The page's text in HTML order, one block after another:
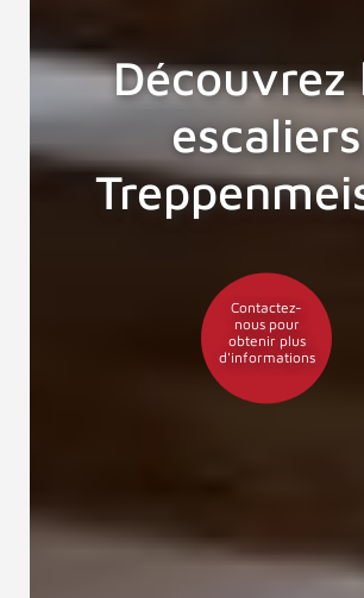
Découvrez
escaliers
Contactez-
nous pour
obtenir plus
d'informations